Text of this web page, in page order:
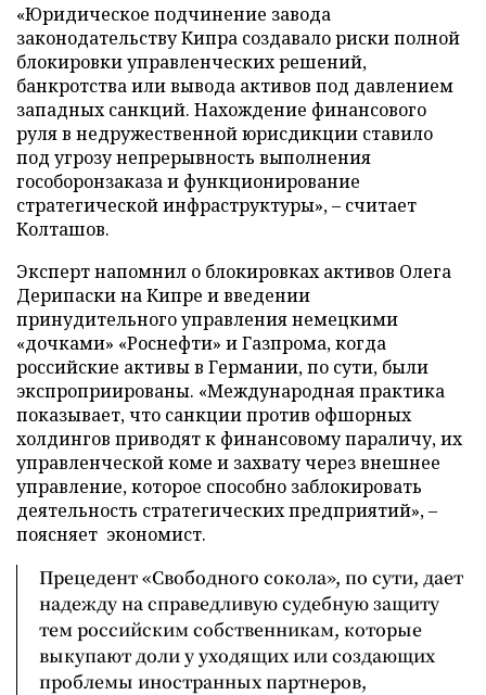
«Юридическое подчинение завода
законодательству Кипра создавало риски полной
блокировки управленческих решений,
банкротства или вывода активов под давлением
западных санкций. Нахождение финансового
руля в недружественной юрисдикции ставило
под угрозу непрерывность выполнения
гособоронзаказа и функционирование
стратегической инфраструктуры», – считает
Колташов.
Эксперт напомнил о блокировках активов Олега
Дерипаски на Кипре и введении
принудительного управления немецкими
«дочками» «Роснефти» и Газпрома, когда
российские активы в Германии, по сути, были
экспроприированы. «Международная практика
показывает, что санкции против офшорных
холдингов приводят к финансовому параличу, их
управленческой коме и захвату через внешнее
управление, которое способно заблокировать
деятельность стратегических предприятий», –
поясняет экономист.
Прецедент «Свободного сокола», по сути, дает
надежду на справедливую судебную защиту
тем российским собственникам, которые
выкупают доли у уходящих или создающих
проблемы иностранных партнеров,